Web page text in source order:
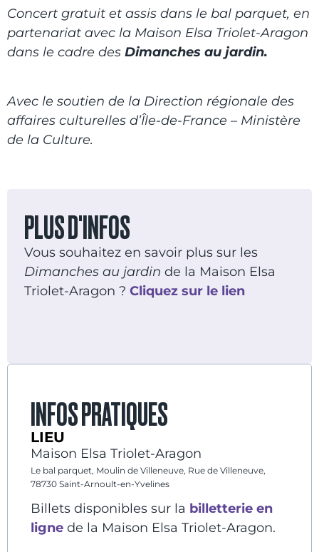
Concert gratuit et assis dans le bal parquet, en
partenariat avec la Maison Elsa Triolet-Aragon
dans le cadre des Dimanches au jardin.
Avec le soutien de la Direction régionale des
affaires culturelles d’Île-de-France – Ministère
de la Culture.
PLUS D'INFOS
Vous souhaitez en savoir plus sur les
Dimanches au jardin de la Maison Elsa
Triolet-Aragon ? Cliquez sur le lien
INFOS PRATIQUES
LIEU
Maison Elsa Triolet-Aragon
Le bal parquet, Moulin de Villeneuve, Rue de Villeneuve,
78730 Saint-Arnoult-en-Yvelines
Billets disponibles sur la billetterie en
ligne de la Maison Elsa Triolet-Aragon.